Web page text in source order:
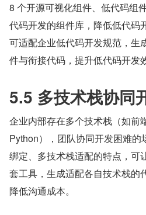
8 个开源可视化组件、低代码组
代码开发的组件库，降低低代码
可适配企业低代码开发规范，生
件与衔接代码，提升低代码开发
5.5 多技术栈协同
企业内部存在多个技术栈（如前
Python），团队协同开发困难
绑定、多技术栈适配的特点，可
套工具，生成适配各自技术栈的
降低沟通成本。